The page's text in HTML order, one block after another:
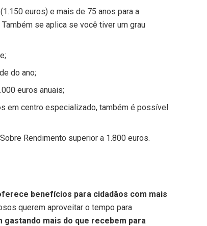
euros) e mais de 75 anos para a
se aplica se você tiver um grau
do ano;
euros anuais;
em centro especializado, também é possível
Rendimento superior a 1.800 euros.
benefícios para cidadãos com mais
querem aproveitar o tempo para
gastando mais do que recebem para